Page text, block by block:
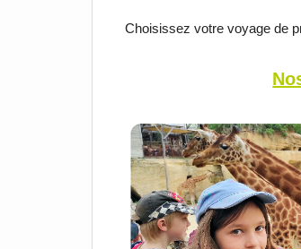
Choisissez votre voyage de